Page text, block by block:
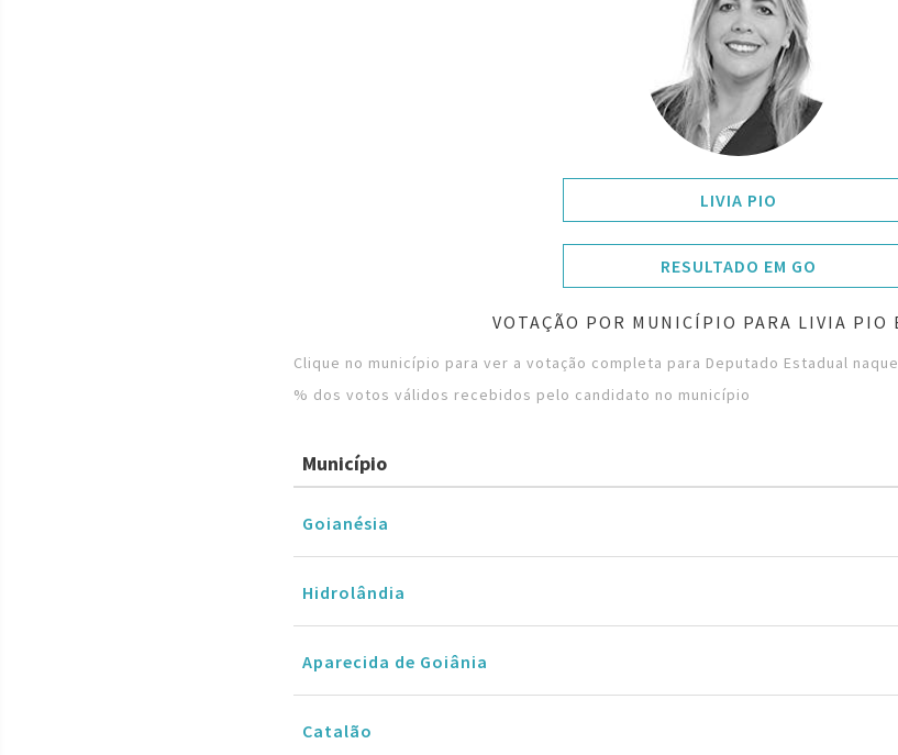
LIVIA PIO
RESULTADO EM GO
VOTAÇÃO POR MUNICÍPIO PARA LIVIA PIO
Clique no município para ver a votação completa para Deputado Estadual
% dos votos válidos recebidos pelo candidato no município
Município
Goianésia
Hidrolândia
Aparecida de Goiânia
Catalão